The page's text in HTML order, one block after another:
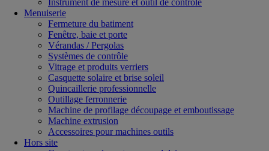
Instrument de mesure et outil de contrôle
Menuiserie
Fermeture du batiment
Fenêtre, baie et porte
Vérandas / Pergolas
Systèmes de contrôle
Vitrage et produits verriers
Casquette solaire et brise soleil
Quincaillerie professionnelle
Outillage ferronnerie
Machine de profilage découpage et emboutissage
Machine extrusion
Accessoires pour machines outils
Hors site